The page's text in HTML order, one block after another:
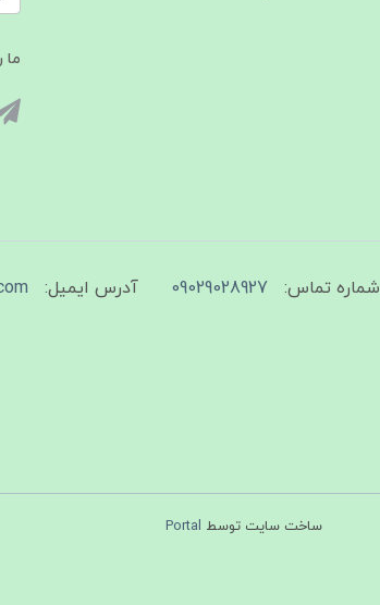
ما
شماره تماس: 09029028927 آدرس ایمیل:
ساخت سایت توسط Portal